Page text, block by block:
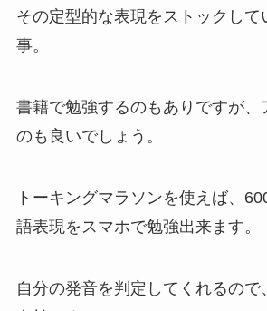
その定型的な表現をストックして
事。
書籍で勉強するのもありですが、
のも良いでしょう。
トーキングマラソンを使えば、
語表現をスマホで勉強出来ます。
自分の発音を判定してくれるので